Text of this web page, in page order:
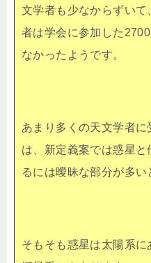
文学者も少なからずい
者は学会に参加した
なかったようです。
あまり多くの天文学者
は、新定義案では惑星
るには曖昧な部分が多い
そもそも惑星は太陽系